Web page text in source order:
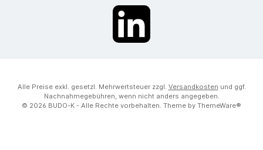
LinkedIn
Alle Preise exkl. gesetzl. Mehrwertsteuer zzgl. Versandkosten und ggf.
Nachnahmegebühren, wenn nicht anders angegeben.
© 2026 BUDO-K - Alle Rechte vorbehalten. Theme by ThemeWare®